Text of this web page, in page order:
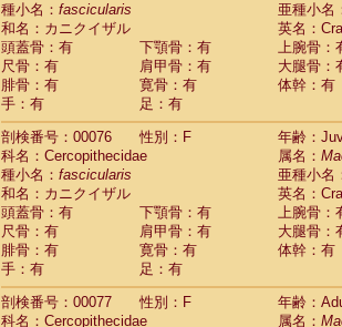
種小名： fascicularis
亜種小名
和名：カニクイザル
英名：
頭蓋骨：有
下顎骨：有
上腕骨：
尺骨：有
肩甲骨：有
大腿骨：
腓骨：有
寛骨：有
体幹：有
手：有
足：有
剖検番号：00076
性別：F
年齢：
科名：Cercopithecidae
属名：
種小名： fascicularis
亜種小名
和名：カニクイザル
英名：
頭蓋骨：有
下顎骨：有
上腕骨：
尺骨：有
肩甲骨：有
大腿骨：
腓骨：有
寛骨：有
体幹：有
手：有
足：有
剖検番号：00077
性別：F
年齢：
科名：Cercopithecidae
属名：